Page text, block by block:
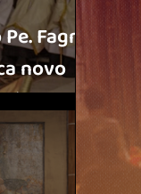
Fagner
novo
São